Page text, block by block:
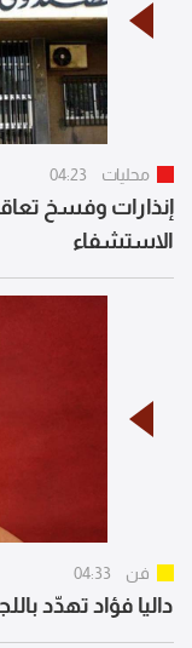
محليات 04:23
إنذارات وفسخ
الاستشفاء
فن 04:33
داليا فؤاد تهدّد